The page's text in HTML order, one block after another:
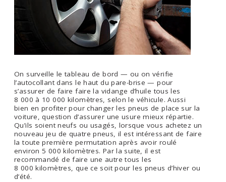
On surveille le tableau de bord — ou on vérifie
l’autocollant dans le haut du pare-brise — pour
s’assurer de faire faire la vidange d’huile tous les
8 000 à 10 000 kilomètres, selon le véhicule. Aussi
bien en profiter pour changer les pneus de place sur la
voiture, question d’assurer une usure mieux répartie.
Qu’ils soient neufs ou usagés, lorsque vous achetez un
nouveau jeu de quatre pneus, il est intéressant de faire
la toute première permutation après avoir roulé
environ 5 000 kilomètres. Par la suite, il est
recommandé de faire une autre tous les
8 000 kilomètres, que ce soit pour les pneus d’hiver ou
d’été.